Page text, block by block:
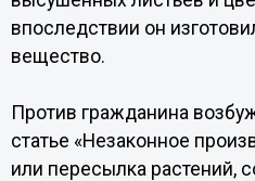
впоследствии он
вещество.
Против гражданина
статье «Незаконное
или пересылка растений,